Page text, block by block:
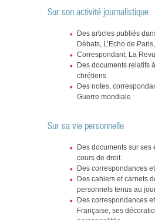
Sur son activité journalistique
Des articles publiés
Débats, L’Echo de
Correspondant, La
Des documents relatifs
chrétiens
Des notes,
Guerre mondiale
Sur sa vie personnelle
Des documents sur ses
cours de droit.
Des correspondances
Des cahiers et carnets
personnels tenus au
Des correspondances
Française, ses